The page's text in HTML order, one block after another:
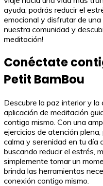
ayuda, podrás reducir el
emocional y disfrutar de
nuestra comunidad y
meditación!
Conéctate
Petit BamBou
Descubre la paz interior y
aplicación de meditación
contigo mismo. Con una
ejercicios de atención
calma y serenidad en tu día
buscando reducir el estrés,
simplemente tomar un
brinda las herramientas
conexión contigo mismo.